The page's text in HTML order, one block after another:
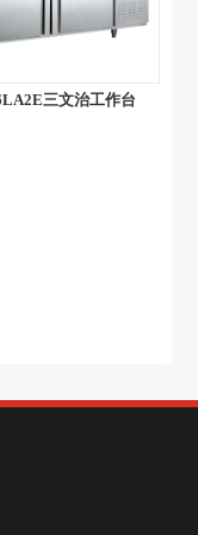
三文治工作台